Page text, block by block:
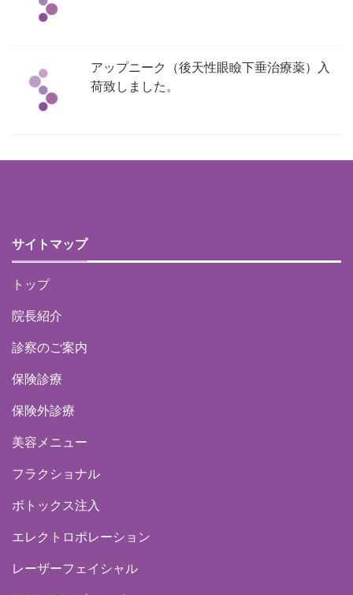
アップニーク（後天性眼瞼下垂治療薬）入
荷致しました。
サイトマップ
トップ
院長紹介
診察のご案内
保険診療
保険外診療
美容メニュー
フラクショナル
ボトックス注入
エレクトロポレーション
レーザーフェイシャル